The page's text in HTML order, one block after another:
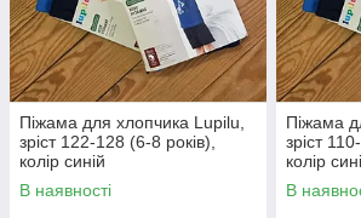
Піжама для хлопчика Lupilu,
зріст 122-128 (6-8 років),
колір синій
В наявності
Піжама
зріст
колір
В